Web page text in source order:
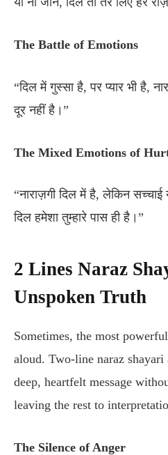
The Battle of Emotions
“दिल में गुस्सा है, पर प्यार भी है,
दूर नहीं है।”
The Mixed Emotions of
“नाराज़गी दिल में है, लेकिन
दिल हमेशा तुम्हारे पास ही है।”
2 Lines Naraz
Unspoken Truth
Sometimes, the most
aloud. Two-line naraz
deep, heartfelt message
leaving the rest to
The Silence of Anger